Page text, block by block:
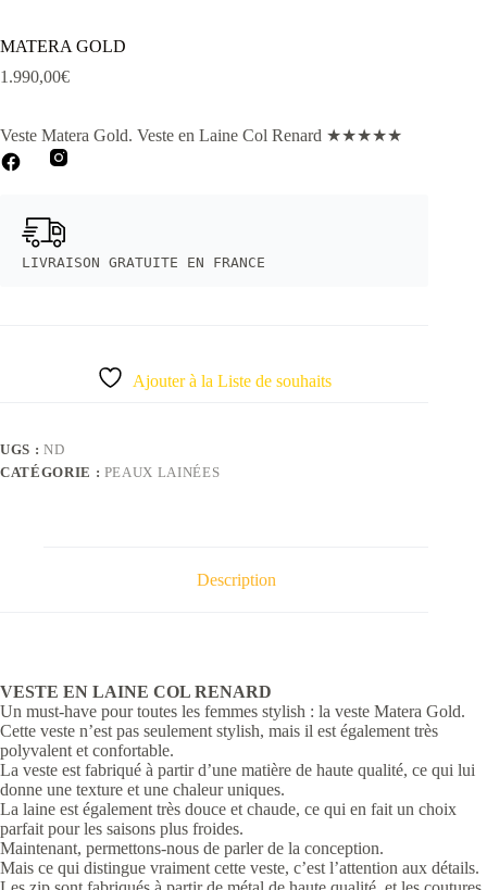
MATERA GOLD
1.990,00€
Veste Matera Gold. Veste en Laine Col Renard ★★★★★
LIVRAISON GRATUITE EN FRANCE
Ajouter à la Liste de souhaits
UGS : ND
CATÉGORIE : PEAUX LAINÉES
Description
VESTE EN LAINE COL RENARD
Un must-have pour toutes les femmes stylish : la veste Matera Gold.
Cette veste n’est pas seulement stylish, mais il est également très
polyvalent et confortable.
La veste est fabriqué à partir d’une matière de haute qualité, ce qui lui
donne une texture et une chaleur uniques.
La laine est également très douce et chaude, ce qui en fait un choix
parfait pour les saisons plus froides.
Maintenant, permettons-nous de parler de la conception.
Mais ce qui distingue vraiment cette veste, c’est l’attention aux détails.